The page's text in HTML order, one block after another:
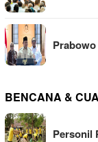
BENCANA &
Personil